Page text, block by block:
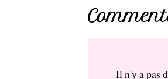
Il n'y a pas